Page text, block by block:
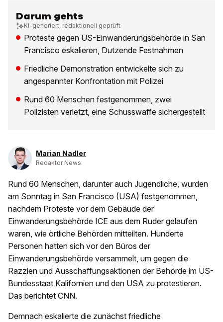
Darum gehts
KI-generiert, redaktionell geprüft
Proteste gegen US-Einwanderungsbehörde in San
Francisco eskalieren, Dutzende Festnahmen
Friedliche Demonstration entwickelte sich zu
angespannter Konfrontation mit Polizei
Rund 60 Menschen festgenommen, zwei
Polizisten verletzt, eine Schusswaffe sichergestellt
Marian Nadler
Redaktor News
Rund 60 Menschen, darunter auch Jugendliche, wurden
am Sonntag in San Francisco (USA) festgenommen,
nachdem Proteste vor dem Gebäude der
Einwanderungsbehörde ICE aus dem Ruder gelaufen
waren, wie örtliche Behörden mitteilten. Hunderte
Personen hatten sich vor den Büros der
Einwanderungsbehörde versammelt, um gegen die
Razzien und Ausschaffungsaktionen der Behörde im US-
Bundesstaat Kalifornien und den USA zu protestieren.
Das berichtet CNN.
Demnach eskalierte die zunächst friedliche